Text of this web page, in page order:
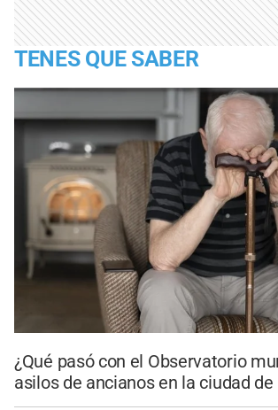
TENES QUE SABER
¿Qué pasó con el Observatorio
asilos de ancianos en la ciudad de